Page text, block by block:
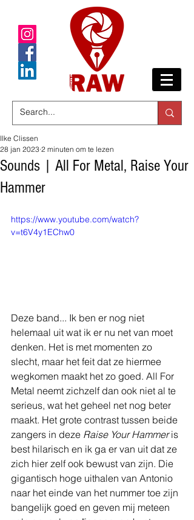
Sounds | All For Metal, Raise Your
Hammer
Ilke Clissen
28 jan 2023 2 minuten om te lezen
https://www.youtube.com/watch?
v=t6V4y1EChw0
Deze band... Ik ben er nog niet
helemaal uit wat ik er nu net van moet
denken. Het is met momenten zo
slecht, maar het feit dat ze hiermee
wegkomen maakt het zo goed. All For
Metal neemt zichzelf dan ook niet al te
serieus, wat het geheel net nog beter
maakt. Het grote contrast tussen beide
zangers in deze Raise Your Hammer is
best hilarisch en ik ga er van uit dat ze
zich hier zelf ook bewust van zijn. Die
gigantisch hoge uithalen van Antonio
naar het einde van het nummer toe zijn
bangelijk goed en geven mij meteen